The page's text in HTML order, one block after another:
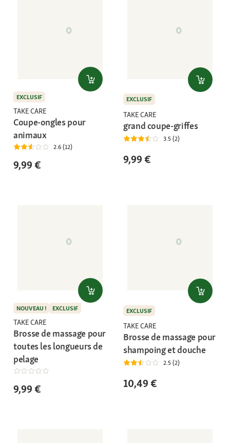
EXCLUSIF
TAKE CARE
Coupe-ongles pour
animaux
2.6 (12)
9,99 €
EXCLUSIF
TAKE CARE
grand coupe-griffes
3.5 (2)
9,99 €
NOUVEAU ! EXCLUSIF
TAKE CARE
Brosse de massage pour
toutes les longueurs de
pelage
9,99 €
EXCLUSIF
TAKE CARE
Brosse de massage pour
shampoing et douche
2.5 (2)
10,49 €